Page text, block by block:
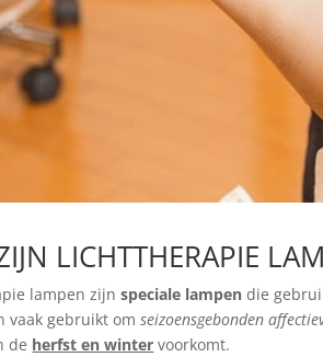
LICHTTHERAPIE
lampen zijnspeciale lampen die
vaak gebruikt omseizoensgebonden
de herfst en winter voorkomt.